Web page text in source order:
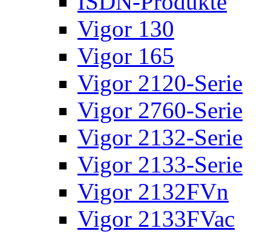
Vigor 130
Vigor 165
Vigor 2120-Serie
Vigor 2760-Serie
Vigor 2132-Serie
Vigor 2133-Serie
Vigor 2132FVn
Vigor 2133FVac